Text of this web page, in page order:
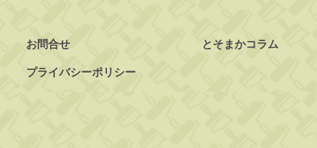
お問合せ
プライバシーポリシー
とそまかコラム